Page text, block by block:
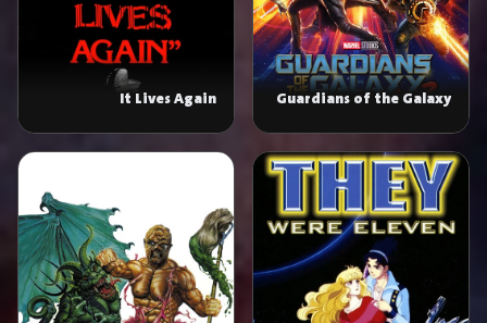
Guardians of the Galaxy
It Lives Again